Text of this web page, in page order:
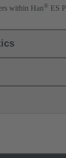
within Han® ES